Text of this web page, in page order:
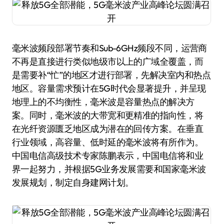
毫米波频段部署节奏和Sub-6GHz频段不同，运营商
不再是直接进行类似地级市以上的广域全覆盖，而
是需要补“忙”的地区才进行部署，先解决室内和热点
地区。容量需求预计在5G时代会显著提升，并呈现
地理上的不均衡性，毫米波是容量热点的解决方
案。同时，毫米波的大带宽和更精准的指向性，将
在光纤资源匮乏地区成为潜在的回传方案。在垂直
行业领域，高容量、低时延的毫米波将有所作为。
中国电信高级技术专家陈鹏表示，中国电信将和业
界一起努力，并根据5G业务发展需要和国家毫米波
发展规划，制定自身建网计划。